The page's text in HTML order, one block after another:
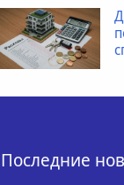
Последние